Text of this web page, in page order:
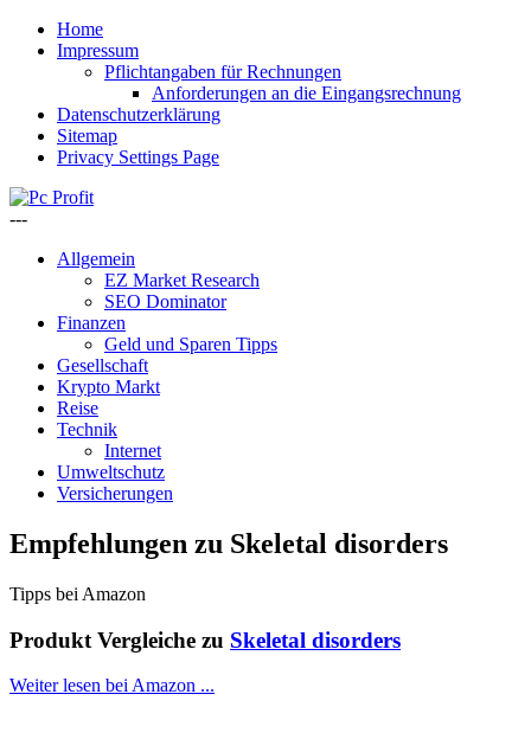
Home
Impressum
Pflichtangaben für Rechnungen
Anforderungen an die Eingangsrechnung
Datenschutzerklärung
Sitemap
Privacy Settings Page
---
Allgemein
EZ Market Research
SEO Dominator
Finanzen
Geld und Sparen Tipps
Gesellschaft
Krypto Markt
Reise
Technik
Internet
Umweltschutz
Versicherungen
Empfehlungen zu Skeletal disorders
Tipps bei Amazon
Produkt Vergleiche zu Skeletal disorders
Weiter lesen bei Amazon ...